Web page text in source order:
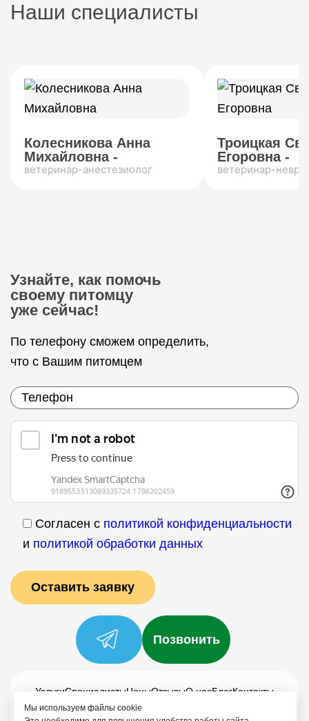
Наши специалисты
Колесникова Анна
Михайловна -
ветеринар-анестезиолог
Троицкая
Егоровна -
ветеринар-
Узнайте, как помочь
своему питомцу
уже сейчас!
По телефону сможем определить,
что с Вашим питомцем
Согласен с политикой конфиденциальности
и политикой обработки данных
Мы используем файлы cookie
Позвонить
УслугиСпециалистыЦеныОтзывыО насБлогКонтакты
Политика конфиденциальности